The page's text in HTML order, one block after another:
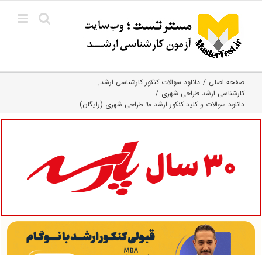
content
صفحه اصلی
دانلود سوالات کنکور کارشناسی ارشد
کارشناسی ارشد طراحی شهری
دانلود سوالات و کلید کنکور ارشد ۹۰ طراحی شهری (رایگان)